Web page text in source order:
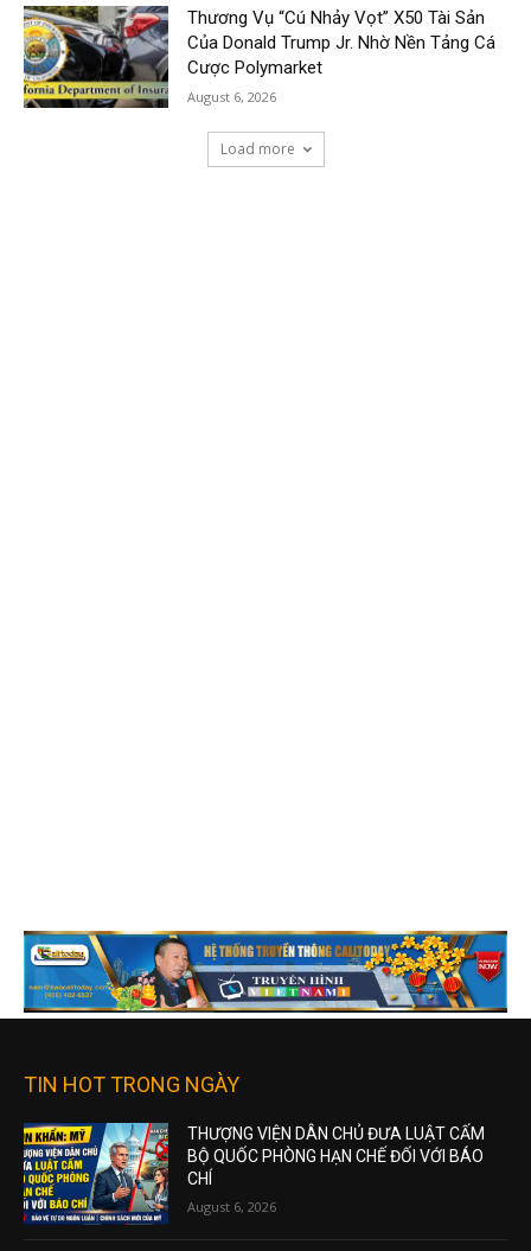
Thương Vụ “Cú Nhảy Vọt” X50 Tài Sản
Của Donald Trump Jr. Nhờ Nền Tảng Cá
Cược Polymarket
August 6, 2026
Load more
TIN HOT TRONG NGÀY
THƯỢNG VIỆN DÂN CHỦ ĐƯA LUẬT CẤM
BỘ QUỐC PHÒNG HẠN CHẾ ĐỐI VỚI BÁO
CHÍ
August 6, 2026